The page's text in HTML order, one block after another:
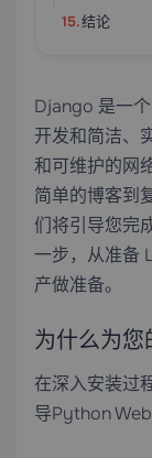
结论
Django 是一
开发和简洁、
和可维护的网
简单的博客到
们将引导您完
一步，从准备
产做准备。
为什么为您
在深入安装过
导Python Web